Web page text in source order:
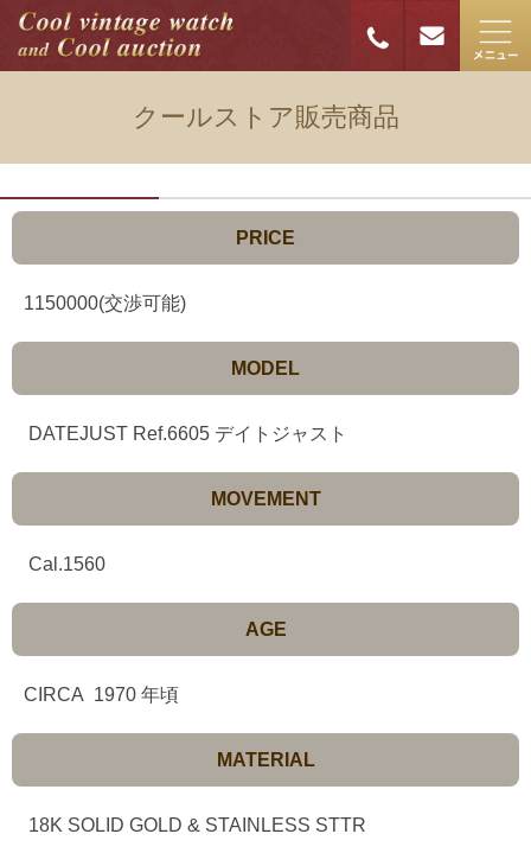
クールストア販売商品
PRICE
1150000(交渉可能)
MODEL
DATEJUST Ref.6605 デイトジャスト
MOVEMENT
Cal.1560
AGE
CIRCA 1970 年頃
MATERIAL
18K SOLID GOLD & STAINLESS STTR